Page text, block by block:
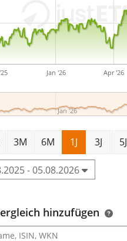
Jan '26 Apr '26
Jan '26
3M 6M 1J 3J 5J
- 05.08.2026
hinzufügen